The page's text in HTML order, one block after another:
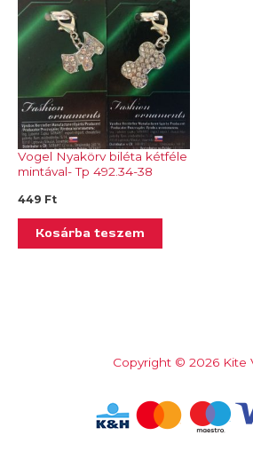
Vogel Nyakörv biléta kétféle
mintával- Tp 492.34-38
449 Ft
Kosárba teszem
Copyright © 2026 Kite